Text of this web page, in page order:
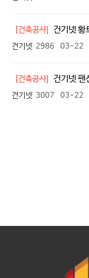
[건축공사] 건기넷 황
건기넷 2986 03-22
[건축공사] 건기넷 팬
건기넷 3007 03-22